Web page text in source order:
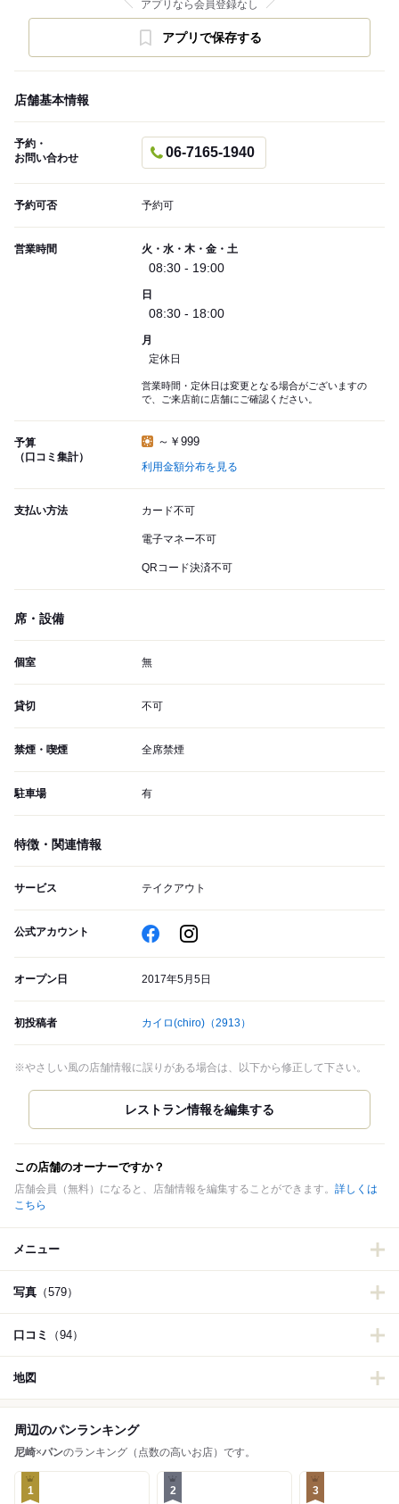
アプリなら会員登録なし
アプリで保存する
店舗基本情報
予約・
お問い合わせ
06-7165-1940
予約可否 予約可
営業時間 火・水・木・金・土
08:30 - 19:00
日
08:30 - 18:00
月
定休日
営業時間・定休日は変更となる場合がございますの
で、ご来店前に店舗にご確認ください。
予算
（口コミ集計）
～￥999
利用金額分布を見る
支払い方法 カード不可
電子マネー不可
QRコード決済不可
席・設備
個室 無
貸切 不可
禁煙・喫煙 全席禁煙
駐車場 有
特徴・関連情報
サービス テイクアウト
公式アカウント
オープン日 2017年5月5日
初投稿者 カイロ(chiro) （2913）
※やさしい風の店舗情報に誤りがある場合は、以下から修正して下さい。
この店舗のオーナーですか？
店舗会員（無料）になると、店舗情報を編集することができます。 詳しくは
こちら
メニュー
写真 （579）
口コミ （94）
地図
周辺のパンランキング
尼崎×パンのランキング（点数の高いお店）です。
1 2 3